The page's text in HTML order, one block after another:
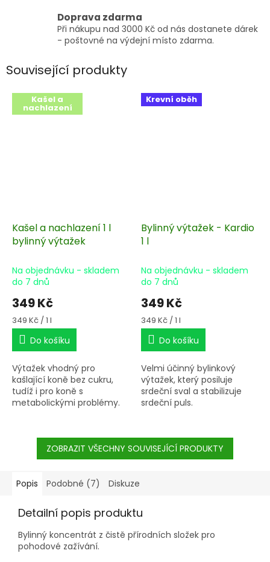
Doprava zdarma
Při nákupu nad 3000 Kč od nás dostanete dárek
- poštovné na výdejní místo zdarma.
Související produkty
Kašel a
nachlazení
Kašel a nachlazení 1 l
bylinný výtažek
Na objednávku - skladem
do 7 dnů
349 Kč
Měrná
cena:
349 Kč / 1 l
Do košíku
Výtažek vhodný pro
kašlající koně bez cukru,
tudíž i pro koně s
metabolickými problémy.
Krevní oběh
Bylinný výtažek - Kardio
1 l
Na objednávku - skladem
do 7 dnů
349 Kč
Měrná
cena:
349 Kč / 1 l
Do košíku
Velmi účinný bylinkový
výtažek, který posiluje
srdeční sval a stabilizuje
srdeční puls.
ZOBRAZIT VŠECHNY SOUVISEJÍCÍ PRODUKTY
Popis Podobné (7) Diskuze
Detailní popis produktu
Bylinný koncentrát z čistě přírodních složek pro
pohodové zažívání.